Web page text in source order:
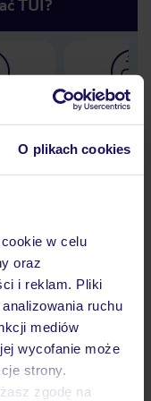
O plikach cookies
w celu
oraz
i reklam. Pliki
ruchu
mediów
wycofanie może
strony.
zgodę na
30 lat w